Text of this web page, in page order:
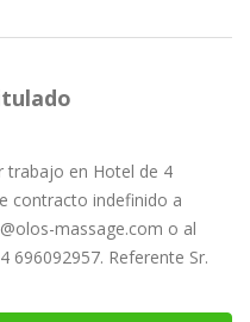
trabajo en Hotel de 4
contracto indefinido a
massage.com o al
696092957. Referente Sr.